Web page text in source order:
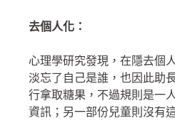
去個人化：
心理學研究發現，在隱去個
淡忘了自己是誰，也因此助
行拿取糖果，不過規則是一
資訊；另一部份兒童則沒有